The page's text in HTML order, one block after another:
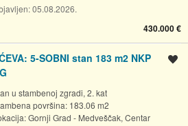
05.08.2026.
430.000 €
5-SOBNI stan 183 m2 NKP
u stambenoj zgradi, 2. kat
površina: 183.06 m2
Gornji Grad - Medveščak, Centar